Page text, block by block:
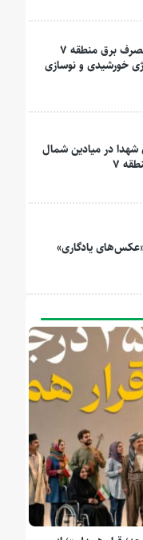
کاهش ۱۵ درصدی مصرف برق منطقه ۷
خورشیدی و نوسازی
در میادین شمال
۷
«عکس‌های یادگاری»